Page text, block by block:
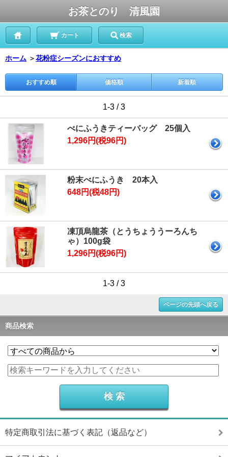
お茶とのり 清風園
カート 検索
ホーム ＞花粉症シーズンにおすすめ
おすすめ順 価格順 新着順
1-3 / 3
べにふうきティーバッグ 25個入
1,296円(税96円)
粉末べにふうき 20本入
648円(税48円)
凍頂烏龍茶（とうちょううーろんち
ゃ）100g袋
1,296円(税96円)
1-3 / 3
ページの先頭へ戻る
商品検索
特定商取引法に基づく表記（返品など）